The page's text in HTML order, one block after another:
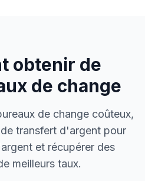
obtenir de
de change
de change coûteux,
transfert d'argent pour
et récupérer des
meilleurs taux.